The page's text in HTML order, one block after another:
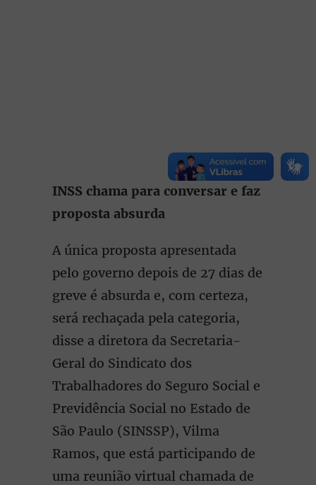
INSS chama para conversar e faz
proposta absurda
A única proposta apresentada
pelo governo depois de 27 dias de
greve é absurda e, com certeza,
será rechaçada pela categoria,
disse a diretora da Secretaria-
Geral do Sindicato dos
Trabalhadores do Seguro Social e
Previdência Social no Estado de
São Paulo (SINSSP), Vilma
Ramos, que está participando de
uma reunião virtual chamada de